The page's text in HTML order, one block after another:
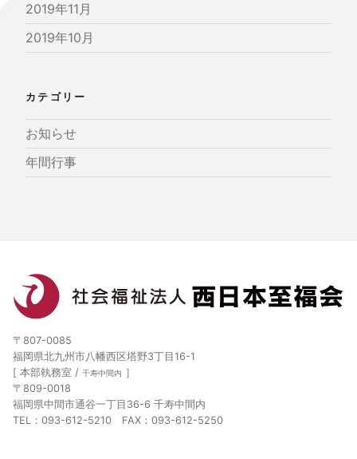
2019年11月
2019年10月
カテゴリー
お知らせ
年間行事
〒807-0085
福岡県北九州市八幡西区塔野3丁目16-1
[ 本部執務室 / 千寿中間内 ］
〒809-0018
福岡県中間市通谷一丁目36-6 千寿中間内
TEL：093-612-5210 FAX：093-612-5250